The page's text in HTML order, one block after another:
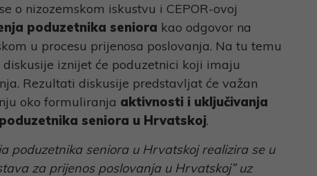
o nizozemskom iskustvu i CEPOR-ovoj
poduzetnika seniora kao odgovor na
u procesu prijenosa poslovanja. Na tu temu
iznijet će poduzetnici koji imaju
Rezultati diskusije predstavljat će važan
oko formuliranja aktivnosti i uključivanja
seniora u Hrvatskoj.
poduzetnika seniora u Hrvatskoj realizira se u
za prijenos poslovanja u Hrvatskoj” uz